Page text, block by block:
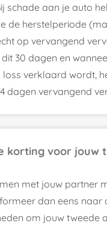
schade aan je auto
de herstelperiode
op vervangend
30 dagen en
verklaard wordt,
dagen vervangend
korting voor jouw
met jouw partner
dan eens naar
om jouw tweede